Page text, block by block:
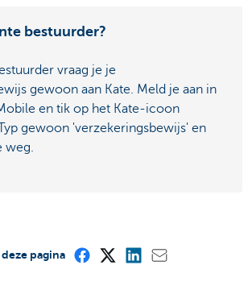
bestuurder?
vraag je je
gewoon aan Kate. Meld je aan in
en tik op het Kate-icoon
gewoon 'verzekeringsbewijs' en
weg.
deze pagina